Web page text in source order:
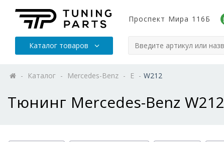
Проспект Мира 116Б
Каталог товаров
- Каталог - Mercedes-Benz - E - W212
Тюнинг Mercedes-Benz W212